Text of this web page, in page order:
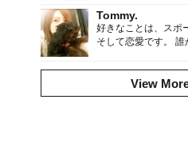
Tommy.
好きなことは、スポ
そして恋愛です。
View